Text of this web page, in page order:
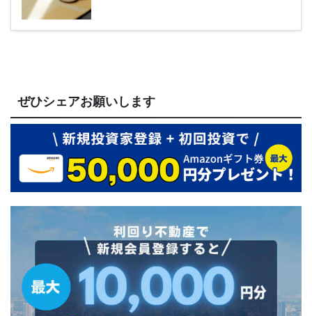
ぜひシェアお願いします